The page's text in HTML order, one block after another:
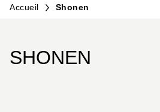
Accueil Shonen
SHONEN